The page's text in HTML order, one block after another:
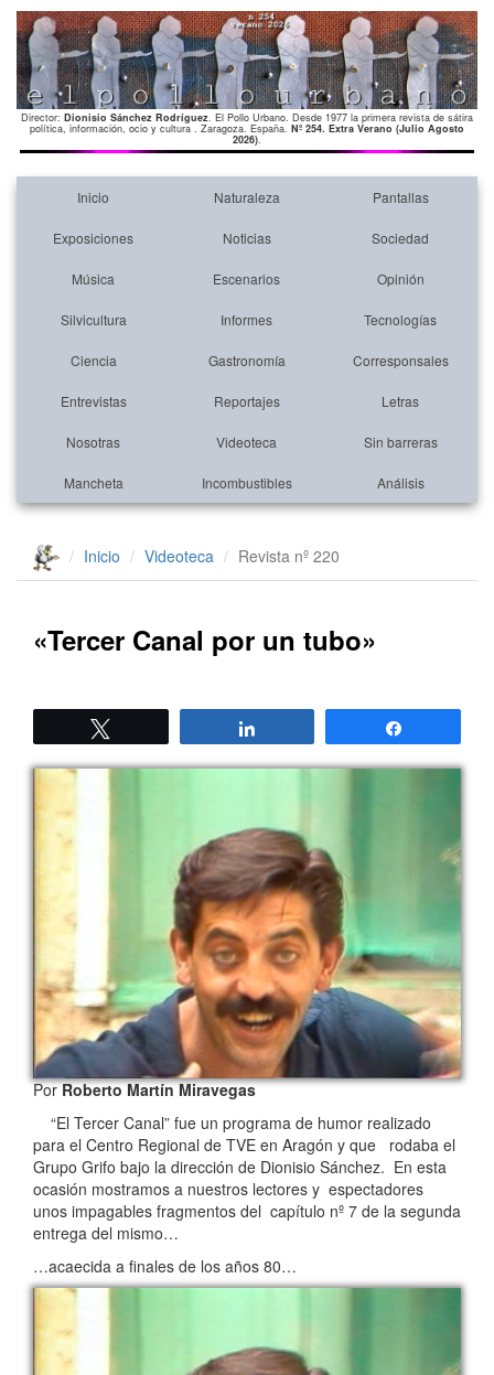
Director: Dionisio Sánchez Rodríguez. El Pollo Urbano. Desde 1977 la primera revista de sátira
política, información, ocio y cultura . Zaragoza. España. Nº 254. Extra Verano (Julio Agosto
2026).
Inicio Naturaleza Pantallas
Exposiciones Noticias Sociedad
Música Escenarios Opinión
Silvicultura Informes Tecnologías
Ciencia Gastronomía Corresponsales
Entrevistas Reportajes Letras
Nosotras Videoteca Sin barreras
Mancheta Incombustibles Análisis
Inicio Videoteca Revista nº 220
«Tercer Canal por un tubo»
PorRoberto Martín Miravegas
“El Tercer Canal” fue un programa de humor realizado
para el Centro Regional de TVE en Aragón y que rodaba el
Grupo Grifo bajo la dirección de Dionisio Sánchez. En esta
ocasión mostramos a nuestros lectores y espectadores
unos impagables fragmentos del capítulo nº 7 de la segunda
entrega del mismo…
…acaecida a finales de los años 80…